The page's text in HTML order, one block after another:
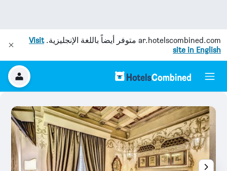
ar.hotelscombined.com متوفر أيضاً باللغة الإنجليزية.Visit
site in English